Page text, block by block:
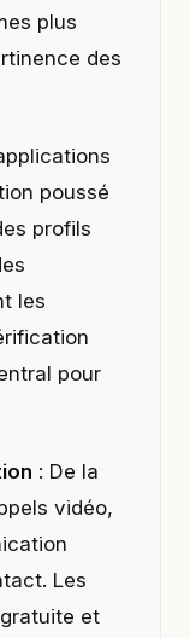
plus
des
poussé
profils
les
pour
: De la
vidéo,
Les
et